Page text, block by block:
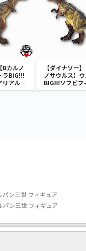
Bカルノ
ラBIG!!!
リアルダ
【ダイナソー
ノサウルス】
BIG!!!ソフビフ
アルダイナソ
パン三世 フィギュア
パン三世 フィギュア